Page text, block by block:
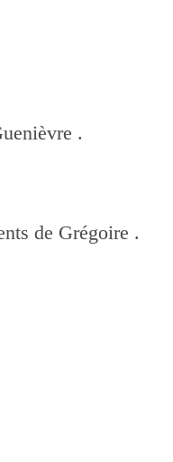
.
de Grégoire .